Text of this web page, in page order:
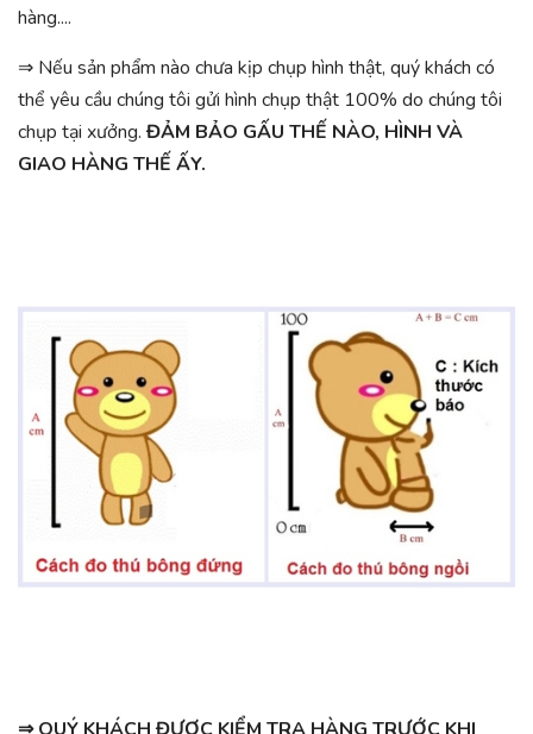
hàng....
⇒ Nếu sản phẩm nào chưa kịp chụp hình thật, quý khách có
thể yêu cầu chúng tôi gửi hình chụp thật 100% do chúng tôi
chụp tại xưởng.ĐẢM BẢO GẤU THẾ NÀO, HÌNH VÀ
GIAO HÀNG THẾ ẤY.